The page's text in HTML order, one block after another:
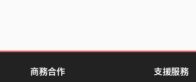
商務合作 支援服務